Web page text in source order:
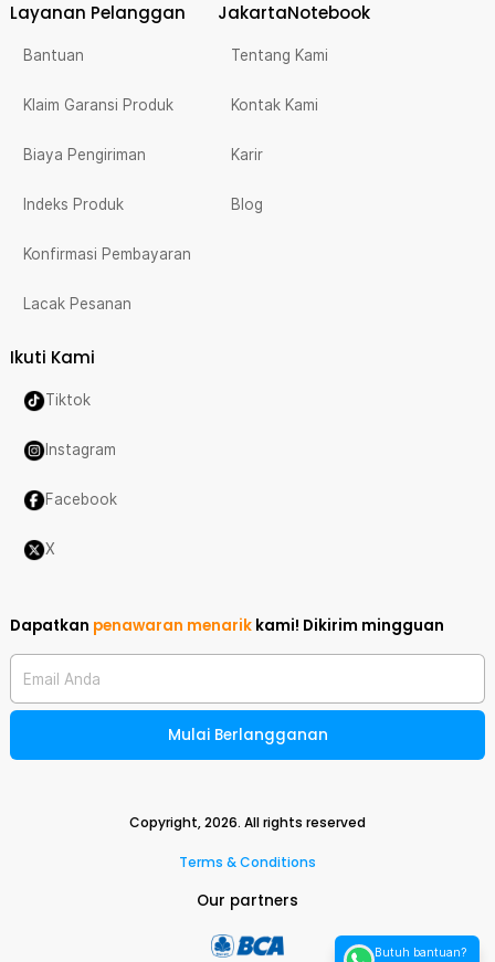
Layanan Pelanggan
Bantuan
Klaim Garansi Produk
Biaya Pengiriman
Indeks Produk
Konfirmasi Pembayaran
Lacak Pesanan
JakartaNotebook
Tentang Kami
Kontak Kami
Karir
Blog
Ikuti Kami
Tiktok
Instagram
Facebook
X
Dapatkan penawaran menarik kami! Dikirim mingguan
Email Anda
Mulai Berlangganan
Copyright,2026. All rights reserved
Terms & Conditions
Our partners
Butuh bantuan?